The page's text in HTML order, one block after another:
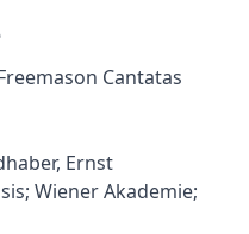
Cantatas
Ernst
Wiener Akademie;